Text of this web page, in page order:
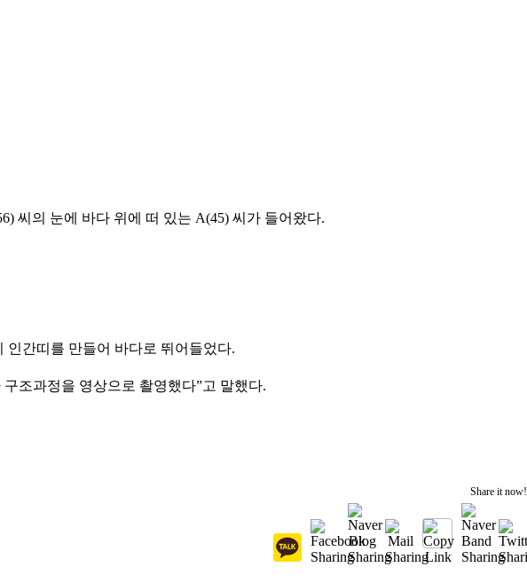
씨의 눈에 바다 위에 떠 있는 A(45) 씨가 들어왔다.
인간띠를 만들어 바다로 뛰어들었다.
조과정을 영상으로 촬영했다”고 말했다.
Share it now!